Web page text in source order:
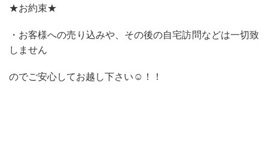
★お約束★
・お客様への売り込みや、その後の自宅訪問などは一切致
しません
のでご安心してお越し下さい☺！！